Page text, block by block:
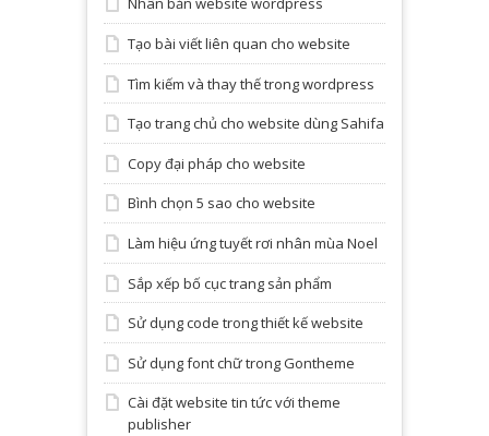
Tạo bài viết liên quan cho website
Tìm kiếm và thay thế trong wordpress
Tạo trang chủ cho website dùng Sahifa
Copy đại pháp cho website
Bình chọn 5 sao cho website
Làm hiệu ứng tuyết rơi nhân mùa Noel
Sắp xếp bố cục trang sản phẩm
Sử dụng code trong thiết kế website
Sử dụng font chữ trong Gontheme
Cài đặt website tin tức với theme
publisher